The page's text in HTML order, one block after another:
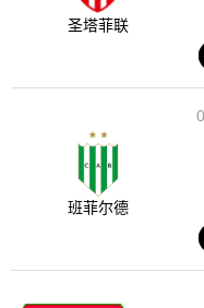
圣塔菲联
班菲尔德